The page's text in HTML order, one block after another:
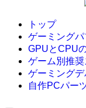
トップ
ゲーミングパ
GPUとCPU
ゲーム別推奨
ゲーミングデ
自作PCパー